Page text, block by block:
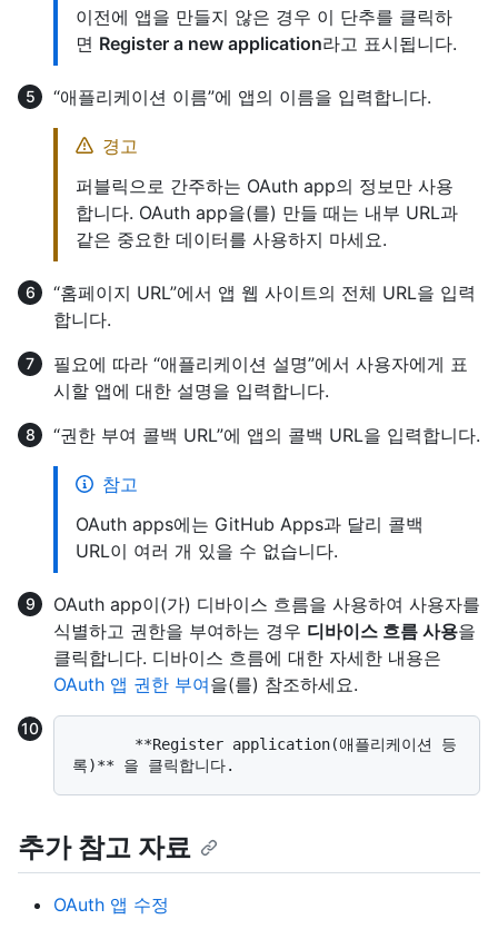
이전에 앱을 만들지 않은 경우 이 단추를 클릭하
면 Register a new application라고 표시됩니다.
“애플리케이션 이름”에 앱의 이름을 입력합니다.
경고
퍼블릭으로 간주하는 OAuth app의 정보만 사용
합니다. OAuth app을(를) 만들 때는 내부 URL과
같은 중요한 데이터를 사용하지 마세요.
“홈페이지 URL”에서 앱 웹 사이트의 전체 URL을 입력
합니다.
필요에 따라 “애플리케이션 설명”에서 사용자에게 표
시할 앱에 대한 설명을 입력합니다.
“권한 부여 콜백 URL”에 앱의 콜백 URL을 입력합니다.
참고
OAuth apps에는 GitHub Apps과 달리 콜백
URL이 여러 개 있을 수 없습니다.
OAuth app이(가) 디바이스 흐름을 사용하여 사용자를
식별하고 권한을 부여하는 경우 디바이스 흐름 사용을
클릭합니다. 디바이스 흐름에 대한 자세한 내용은
OAuth 앱 권한 부여을(를) 참조하세요.
추가 참고 자료
OAuth 앱 수정